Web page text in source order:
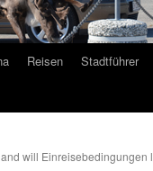
Reisen Stadtführer
will Einreisebedingungen